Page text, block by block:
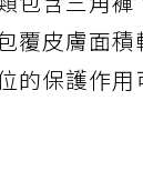
包含三角褲
覆皮膚面
的保護作用